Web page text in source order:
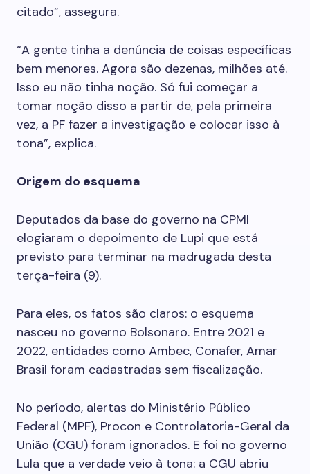
citado”, assegura.
“A gente tinha a denúncia de coisas específicas
bem menores. Agora são dezenas, milhões até.
Isso eu não tinha noção. Só fui começar a
tomar noção disso a partir de, pela primeira
vez, a PF fazer a investigação e colocar isso à
tona”, explica.
Origem do esquema
Deputados da base do governo na CPMI
elogiaram o depoimento de Lupi que está
previsto para terminar na madrugada desta
terça-feira (9).
Para eles, os fatos são claros: o esquema
nasceu no governo Bolsonaro. Entre 2021 e
2022, entidades como Ambec, Conafer, Amar
Brasil foram cadastradas sem fiscalização.
No período, alertas do Ministério Público
Federal (MPF), Procon e Controlatoria-Geral da
União (CGU) foram ignorados. E foi no governo
Lula que a verdade veio à tona: a CGU abriu